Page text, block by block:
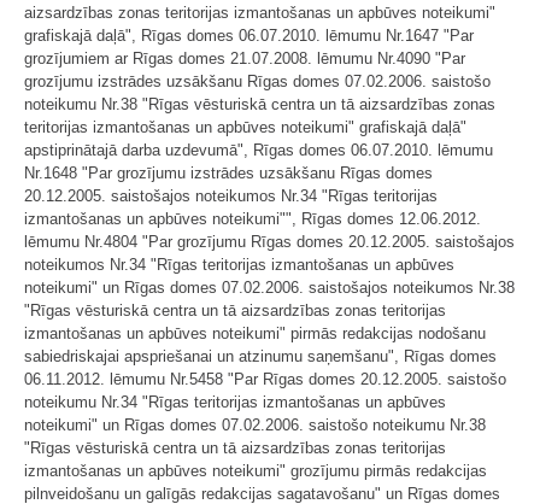
aizsardzības zonas teritorijas izmantošanas un apbūves noteikumi"
grafiskajā daļā", Rīgas domes 06.07.2010. lēmumu Nr.1647 "Par
grozījumiem ar Rīgas domes 21.07.2008. lēmumu Nr.4090 "Par
grozījumu izstrādes uzsākšanu Rīgas domes 07.02.2006. saistošo
noteikumu Nr.38 "Rīgas vēsturiskā centra un tā aizsardzības zonas
teritorijas izmantošanas un apbūves noteikumi" grafiskajā daļā"
apstiprinātajā darba uzdevumā", Rīgas domes 06.07.2010. lēmumu
Nr.1648 "Par grozījumu izstrādes uzsākšanu Rīgas domes
20.12.2005. saistošajos noteikumos Nr.34 "Rīgas teritorijas
izmantošanas un apbūves noteikumi"", Rīgas domes 12.06.2012.
lēmumu Nr.4804 "Par grozījumu Rīgas domes 20.12.2005. saistošajos
noteikumos Nr.34 "Rīgas teritorijas izmantošanas un apbūves
noteikumi" un Rīgas domes 07.02.2006. saistošajos noteikumos Nr.38
"Rīgas vēsturiskā centra un tā aizsardzības zonas teritorijas
izmantošanas un apbūves noteikumi" pirmās redakcijas nodošanu
sabiedriskajai apspriešanai un atzinumu saņemšanu", Rīgas domes
06.11.2012. lēmumu Nr.5458 "Par Rīgas domes 20.12.2005. saistošo
noteikumu Nr.34 "Rīgas teritorijas izmantošanas un apbūves
noteikumi" un Rīgas domes 07.02.2006. saistošo noteikumu Nr.38
"Rīgas vēsturiskā centra un tā aizsardzības zonas teritorijas
izmantošanas un apbūves noteikumi" grozījumu pirmās redakcijas
pilnveidošanu un galīgās redakcijas sagatavošanu" un Rīgas domes